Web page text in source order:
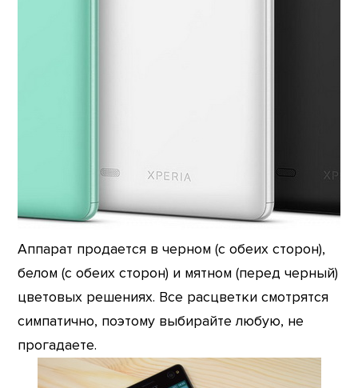
Аппарат продается в черном (с обеих сторон),
белом (с обеих сторон) и мятном (перед черный)
цветовых решениях. Все расцветки смотрятся
симпатично, поэтому выбирайте любую, не
прогадаете.